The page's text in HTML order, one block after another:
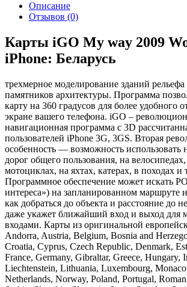
Описание
Отзывов (0)
Карты iGO My way 2009
iPhone: Беларусь
трехмерное моделирование зданий
памятников архитектуры. Программа
карту на 360 градусов для более удобного
экране вашего телефона. iGO –
навигационная программа c 3D
пользователей iPhone 3G, 3GS. Вторая
особенность — возможность использовать
дорог общего пользования, на велосипедах,
мотоциклах, на яхтах, катерах, в походах и
Программное обеспечение может искать
интереса») на запланированном маршруте
как добраться до объекта и расстояние до
даже укажет ближайший вход и выход для
входами. Карты из оригинальной
Andorra, Austria, Belgium, Bosnia and
Croatia, Cyprus, Czech Republic, Denmark,
France, Germany, Gibraltar, Greece, Hungary,
Liechtenstein, Lithuania, Luxembourg,
Netherlands, Norway, Poland, Portugal,